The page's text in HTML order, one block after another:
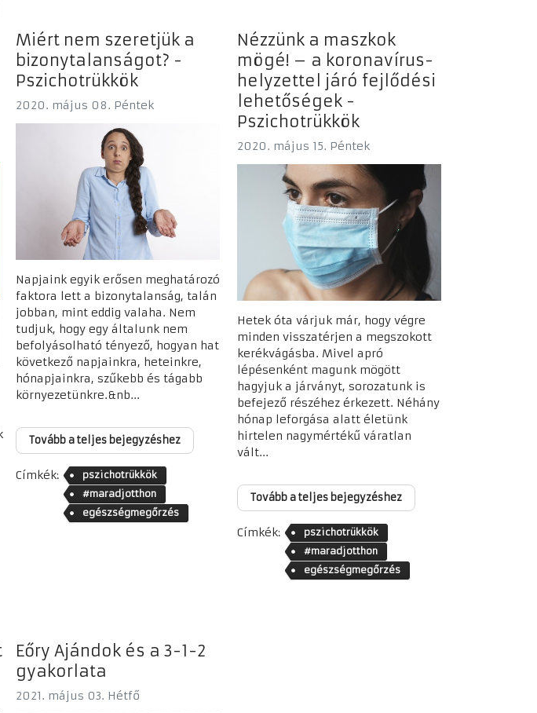
Miért nem szeretjük a
bizonytalanságot? -
Pszichotrükkök
2020. május 08. Péntek
Napjaink egyik erősen meghatározó
faktora lett a bizonytalanság, talán
jobban, mint eddig valaha. Nem
tudjuk, hogy egy általunk nem
befolyásolható tényező, hogyan hat
következő napjainkra, heteinkre,
hónapjainkra, szűkebb és tágabb
környezetünkre.&nb...
Tovább a teljes bejegyzéshez
Címkék:
pszichotrükkök
#maradjotthon
egészségmegőrzés
Nézzünk a maszkok
mögé! – a koronavírus-
helyzettel járó fejlődési
lehetőségek -
Pszichotrükkök
2020. május 15. Péntek
Hetek óta várjuk már, hogy végre
minden visszatérjen a megszokott
kerékvágásba. Mivel apró
lépésenként magunk mögött
hagyjuk a járványt, sorozatunk is
befejező részéhez érkezett. Néhány
hónap leforgása alatt életünk
hirtelen nagymértékű váratlan
vált...
Tovább a teljes bejegyzéshez
Címkék:
pszichotrükkök
#maradjotthon
egészségmegőrzés
Eőry Ajándok és a 3-1-2
gyakorlata
2021. május 03. Hétfő